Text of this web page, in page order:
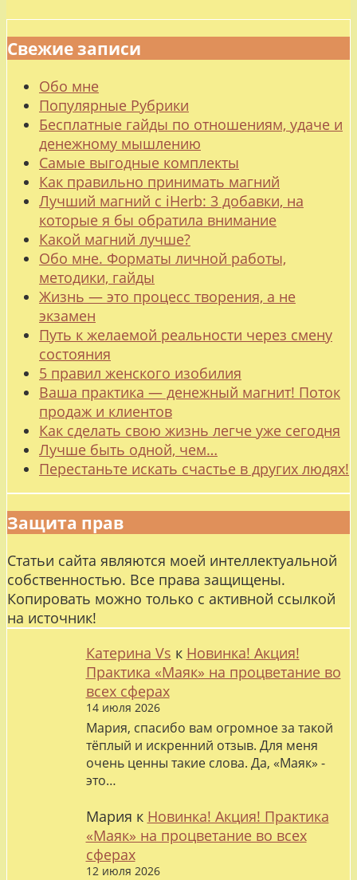
Свежие записи
Обо мне
Популярные Рубрики
Бесплатные гайды по отношениям, удаче и
денежному мышлению
Самые выгодные комплекты
Как правильно принимать магний
Лучший магний с iHerb: 3 добавки, на
которые я бы обратила внимание
Какой магний лучше?
Обо мне. Форматы личной работы,
методики, гайды
Жизнь — это процесс творения, а не
экзамен
Путь к желаемой реальности через смену
состояния
5 правил женского изобилия
Ваша практика — денежный магнит! Поток
продаж и клиентов
Как сделать свою жизнь легче уже сегодня
Лучше быть одной, чем…
Перестаньте искать счастье в других людях!
Защита прав
Статьи сайта являются моей интеллектуальной
собственностью. Все права защищены.
Копировать можно только с активной ссылкой
на источник!
Катерина Vs к Новинка! Акция!
Практика «Маяк» на процветание во
всех сферах
14 июля 2026
Мария, спасибо вам огромное за такой
тёплый и искренний отзыв. Для меня
очень ценны такие слова. Да, «Маяк» -
это…
Мария к Новинка! Акция! Практика
«Маяк» на процветание во всех
сферах
12 июля 2026